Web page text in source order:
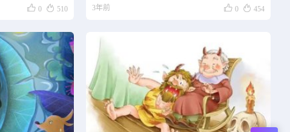
 0  510 3年前  0  454